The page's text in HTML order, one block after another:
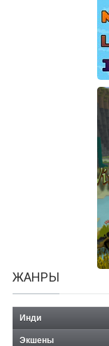
Pizza
No
ЖАНРЫ
Инди
Экшены